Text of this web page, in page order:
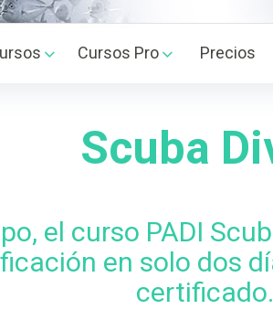
Cursos Pro Precios
Scuba
el curso PADI
en solo dos
certificado.